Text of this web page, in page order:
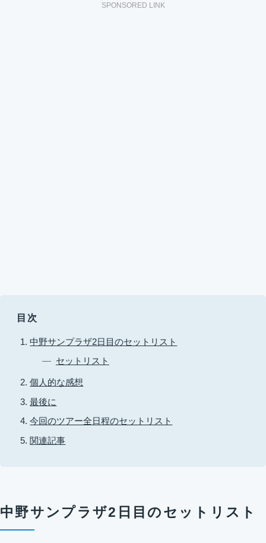
SPONSORED LINK
目次
中野サンプラザ2日目のセットリスト
セットリスト
個人的な感想
最後に
今回のツアー全日程のセットリスト
関連記事
中野サンプラザ2日目のセットリスト